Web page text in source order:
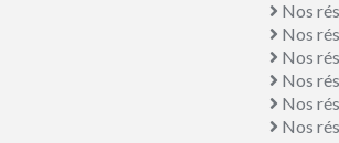
Nos
Nos
Nos
Nos
Nos
Nos